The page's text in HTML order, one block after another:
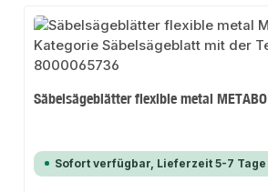
Säbelsägeblätter flexible metal METABO
Sofort verfügbar, Lieferzeit 5-7 Tage